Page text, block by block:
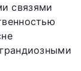
связями